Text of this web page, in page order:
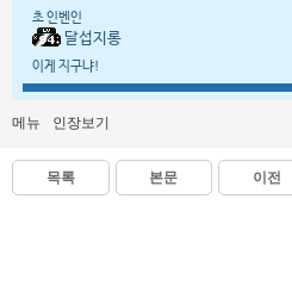
초 인벤인
달섭지롱
이게 지구냐!
메뉴 인장보기
목록 본문 이전